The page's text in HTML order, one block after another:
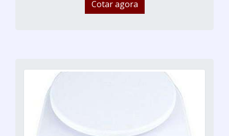
Cotar agora